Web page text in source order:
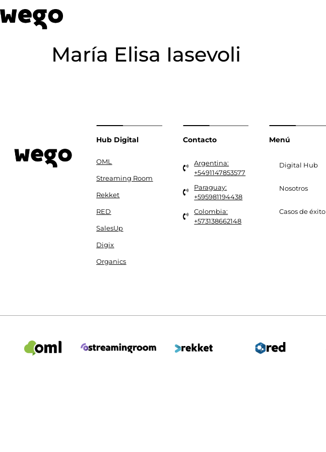
María Elisa Iasevoli
Hub Digital
OML
Streaming Room
Rekket
RED
SalesUp
Digix
Organics
Contacto
Argentina:
+5491147853577
Paraguay:
+595981194438
Colombia:
+573138662148
Menú
Digital Hub
Nosotros
Casos de éxito